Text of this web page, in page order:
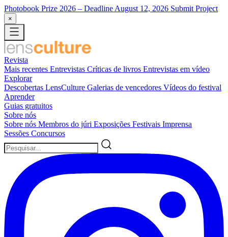
Photobook Prize 2026 – Deadline August 12, 2026 Submit Project
×
Revista
Mais recentes Entrevistas Críticas de livros Entrevistas em vídeo
Explorar
Descobertas LensCulture Galerias de vencedores Vídeos do festival
Aprender
Guias gratuitos
Sobre nós
Sobre nós Membros do júri Exposições Festivais Imprensa
Sessões Concursos